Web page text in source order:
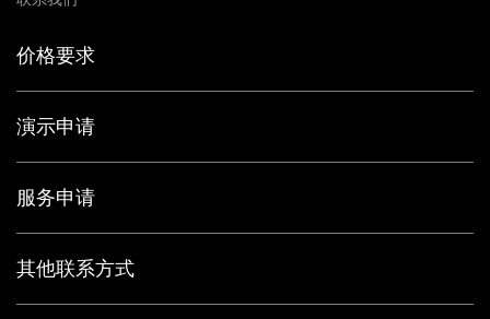
价格要求
演示申请
服务申请
其他联系方式